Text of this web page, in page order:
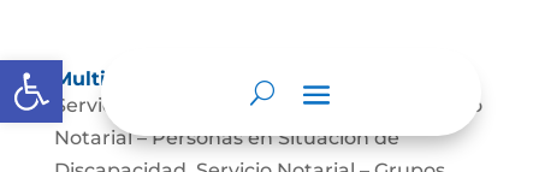
Abrir barra de herramientas
Multimedia
Servicio Notarial – Fuerzas Militares. Servicio
Notarial – Personas en Situación de